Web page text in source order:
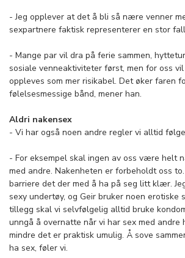
­- Jeg opplever at det å bli så nære venner
sexpartnere faktisk representerer en stor
- Mange par vil dra på ferie sammen,
sosiale venneaktiviteter først, men for oss
oppleves som mer risikabel. Det øker faren
følelsesmessige bånd, mener han.
Aldri nakensex
- Vi har også noen andre regler vi alltid
- For eksempel skal ingen av oss være helt
med andre. Nakenheten er forbeholdt oss
barriere det der med å ha på seg litt klær.
sexy undertøy, og Geir bruker noen erotiske
tillegg skal vi selvfølgelig alltid bruke
unngå å overnatte når vi har sex med andre
mindre det er praktisk umulig. Å sove
ha sex, føler vi.